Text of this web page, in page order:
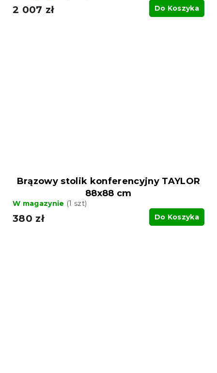
2 007 zł Do Koszyka
Brązowy stolik konferencyjny TAYLOR
88x88 cm
W magazynie (1 szt)
380 zł Do Koszyka